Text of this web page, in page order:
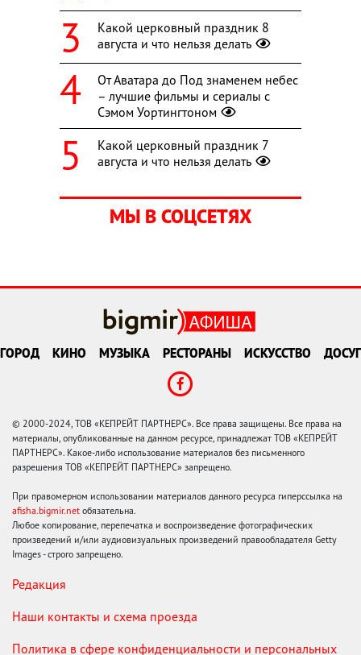
Какой церковный праздник 8
августа и что нельзя делать
От Аватара до Под знаменем небес
– лучшие фильмы и сериалы с
Сэмом Уортингтоном
Какой церковный праздник 7
августа и что нельзя делать
МЫ В СОЦСЕТЯХ
ГОРОД КИНО МУЗЫКА РЕСТОРАНЫ ИСКУССТВО ДОСУГ
© 2000-2024, ТОВ «КЕПРЕЙТ ПАРТНЕРС». Все права защищены. Все права на
материалы, опубликованные на данном ресурсе, принадлежат ТОВ «КЕПРЕЙТ
ПАРТНЕРС». Какое-либо использование материалов без письменного
разрешения ТОВ «КЕПРЕЙТ ПАРТНЕРС» запрещено.
При правомерном использовании материалов данного ресурса гиперссылка на
afisha.bigmir.net обязательна.
Любое копирование, перепечатка и воспроизведение фотографических
произведений и/или аудиовизуальных произведений правообладателя Getty
Images - строго запрещено.
Редакция
Наши контакты и схема проезда
Политика в сфере конфиденциальности и персональных